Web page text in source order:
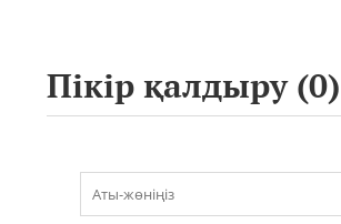
Пікір қалдыру (0)